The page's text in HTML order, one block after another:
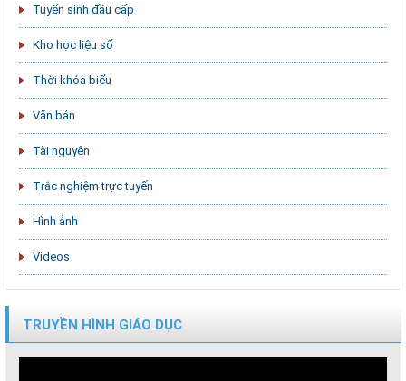
Tuyển sinh đầu cấp
Kho học liệu số
Thời khóa biểu
Văn bản
Tài nguyên
Trắc nghiệm trực tuyến
Hình ảnh
Videos
TRUYỀN HÌNH GIÁO DỤC